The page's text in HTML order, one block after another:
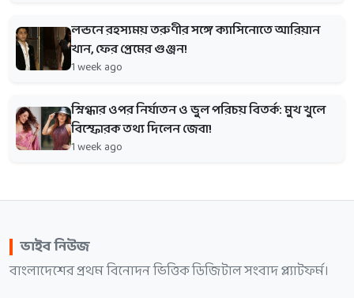
লন্ডনে রহস্যময় তরুণীর সঙ্গে ক্যাসিনোতে আরিয়ান
খান, ফের প্রেমের গুঞ্জন!
1 week ago
স্নিগ্ধার ওপর নির্যাতন ও ভুল পরিচয় বিতর্ক: মুখ খুলে
বিস্ফোরক তথ্য দিলেন জেবা!
1 week ago
ভাইব নিউজ
বাংলাদেশের প্রথম বিনোদন ভিত্তিক ডিজিটাল সংবাদ প্ল্যাটফর্ম।